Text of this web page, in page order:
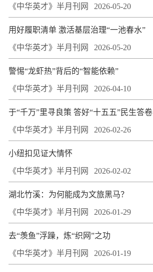
《中华英才》半月刊网 2026-05-20
用好履职清单 激活基层治理“一池春水”
《中华英才》半月刊网 2026-05-20
警惕“龙虾热”背后的“智能依赖”
《中华英才》半月刊网 2026-04-10
于“千万”里寻良策 答好“十五五”民生答卷
《中华英才》半月刊网 2026-02-26
小纽扣见证大情怀
《中华英才》半月刊网 2026-02-02
湖北竹溪：为何能成为文旅黑马？
《中华英才》半月刊网 2026-01-29
去“羡鱼”浮躁，炼“织网”之功
《中华英才》半月刊网 2026-01-19